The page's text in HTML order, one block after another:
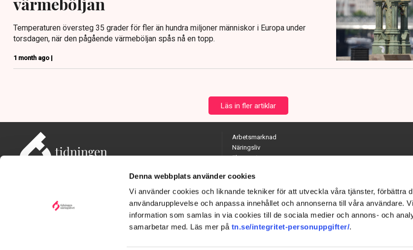
Denna webbplats använder cookies
Vi använder cookies och liknande tekniker för att utveckla våra tjänster, förbättra
användarupplevelse och anpassa innehållet och annonserna till våra användare.
information som samlas in via cookies till de sociala medier och annons- och
samarbetar med. Läs mer på tn.se/integritet-personuppgifter/.
Temperaturen översteg 35 grader för fler än hundra miljoner människor i Europa under
torsdagen, när den pågående värmeböljan spås nå en topp.
1 month ago |
Läs in fler artiklar
Adress: Tidningen Näringslivet, 114 82 Stockholm
Besöksadress: Storgatan 19, Stockholm
Arbetsmarknad
Näringsliv
Ekonomi
Opinion
Hållbarhet
Utrikes
Quiz